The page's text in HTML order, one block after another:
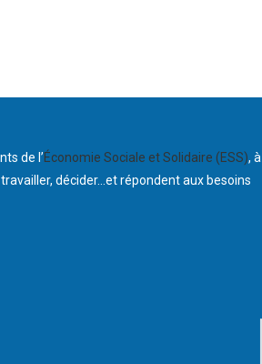
de l’Économie Sociale et Solidaire (ESS), à
décider…et répondent aux besoins